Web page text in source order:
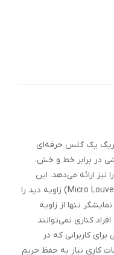
یک گلس حرفه‌ای
در برابر خط و خش،
ارائه می‌دهد. این
گلس با استفاده از فناوری میکرو لوور (Micro Louver) زاویه دید را
تنها از زاویه
کناری نمی‌توانند
کاربرانی که در
کاری نیاز به حفظ حریم